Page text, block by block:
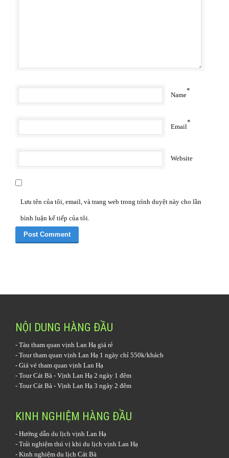
Name
*
Email
*
Website
Lưu tên của tôi, email, và trang web trong trình duyệt này cho lần
bình luận kế tiếp của tôi.
NỘI DUNG HÀNG ĐẦU
- Tàu tham quan vịnh Lan Hạ giá rẻ
- Tour tham quan vịnh Lan Hạ 1 ngày chỉ 550k/khách
- Giá vé tham quan vịnh Lan Hạ
- Tour Cát Bà - Vịnh Lan Hạ 2 ngày 1 đêm
- Tour Cát Bà - Vịnh Lan Hạ 3 ngày 2 đêm
KINH NGHIỆM HÀNG ĐẦU
- Hướng dẫn du lịch vịnh Lan Hạ
- Trải nghiệm thú vị khi du lịch vịnh Lan Hạ
- Kinh nghiệm du lịch Cát Bà